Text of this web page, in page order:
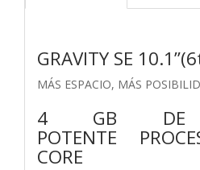
GRAVITY SE
MÁS ESPACIO, MÁS
4 GB DE
POTENTE
CORE